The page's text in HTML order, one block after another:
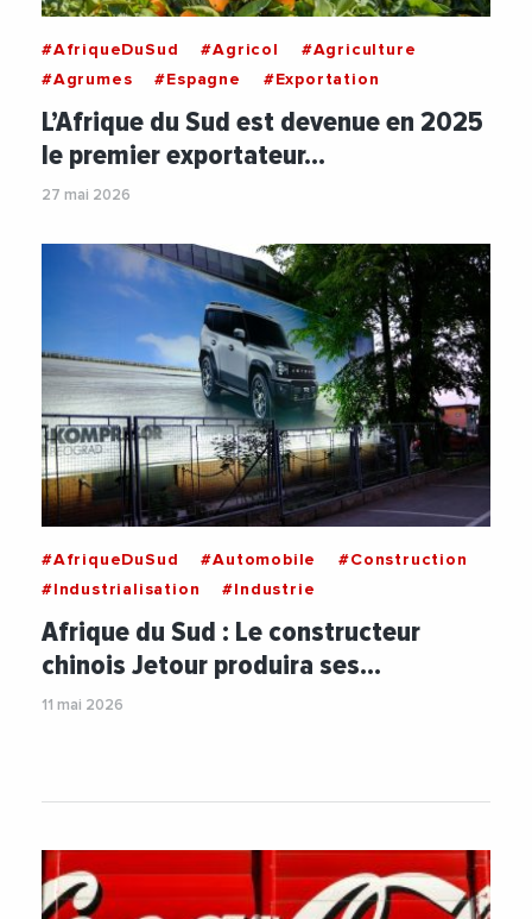
#AfriqueDuSud #Agricol
#Agriculture
#Agrumes
#Espagne #Exportation
L’Afrique du Sud est devenue en 2025
le premier exportateur…
27 mai 2026
#AfriqueDuSud #Automobile
#Construction
#Industrialisation
#Industrie
Afrique du Sud : Le constructeur
chinois Jetour produira ses…
11 mai 2026